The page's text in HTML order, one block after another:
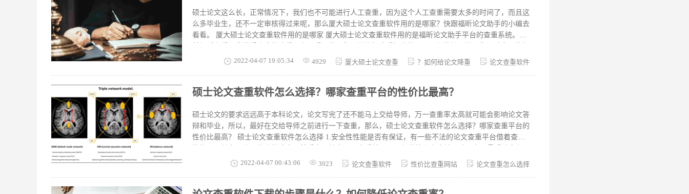
书本上的内容是怎么收录进入论文查重系统的，但是几乎是比较靠谱的论文查重系统都是会收录书本、文献
等内容的，所以自己在写论文
硕士论文这么长，正常情况下，我们也不可能进行人工查重，因为这个人工查重需要太多的时间了，而且这
么多毕业生，还不一定审核得过来呢，那么厦大硕士论文查重软件用的是哪家？快跟福昕论文助手的小编去
看看。 厦大硕士论文查重软件用的是哪家 厦大硕士论文查重软件用的是福昕论文助手平台的查重系统。目
论文翻译成其他语言，再翻译回中文，最基础的就是先翻译为英文，再翻译回来，高级一点的还有，中文
了，降低重复率。 2.可以用自己的话复述红字，一个最笨的降重方法是用自己的话复述网上写的内容。 3.查
美观整齐，而且还可以让中心思想更加凝练不会太散。 4.我们在写论文时先不要加引用标点标明这段论文是
引用的，不然等论文完成后标红的段落我们自己可能都不清楚哪些是引用转化成自己话语叙述的。 厦大硕
士论文查重软件用的是哪家？一般情况下，学校用的都是比较可靠的查重平台哦，所以对于福昕论文助手的
查重系统，大家都是可以放心去查重的哦。
2022-04-07 19:05:34 4929 厦大硕士论文查重 ？如何给论文降重 论文查重软件
硕士论文查重软件怎么选择？哪家查重平台的性价比最高？
硕士论文的要求远远高于本科论文，论文写完了还不能马上交给导师，万一查重率太高就可能会影响论文答
辩和毕业，所以，最好在交给导师之前进行一下查重，那么，硕士论文查重软件怎么选择？哪家查重平台的
性价比最高？ 硕士论文查重软件怎么选择 1.安全性性能是否有保证，有一些不法的论文查重平台借着查重
要学校或者杂志社重新进行查重定稿的，所以只有与学校和杂志社的最终查重结果接近，查重才有价值。 3.
2022-04-07 00:43:06 3023 论文查重软件 性价比查重网站 论文查重怎么选择